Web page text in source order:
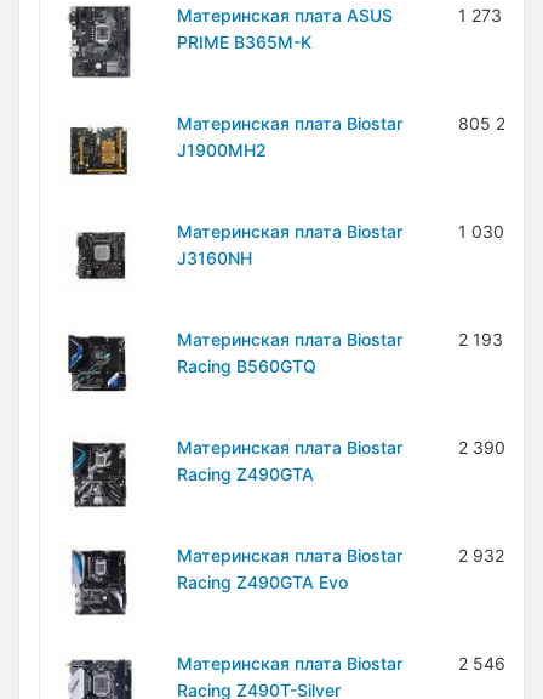
Материнская плата ASUS
PRIME B365M-K
1 273
Материнская плата Biostar
J1900MH2
805 200
Материнская плата Biostar
J3160NH
1 030
Материнская плата Biostar
Racing B560GTQ
2 193
Материнская плата Biostar
Racing Z490GTA
2 390
Материнская плата Biostar
Racing Z490GTA Evo
2 932
Материнская плата Biostar
Racing Z490T-Silver
2 546